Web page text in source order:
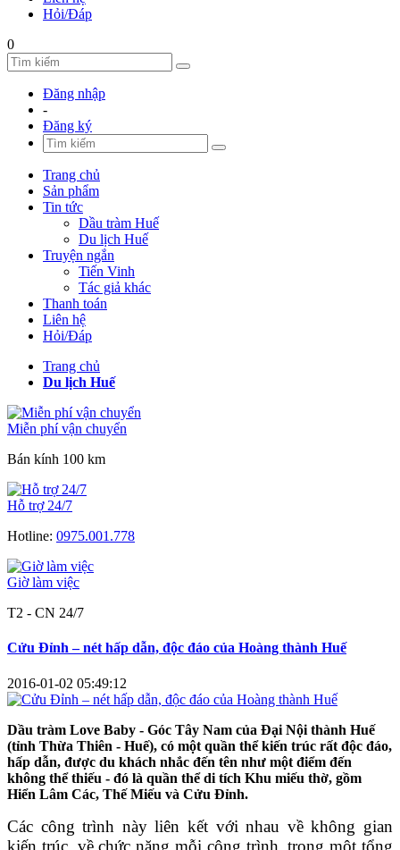
Hỏi/Đáp
0
Đăng nhập
-
Đăng ký
Trang chủ
Sản phẩm
Tin tức
Dầu tràm Huế
Du lịch Huế
Truyện ngắn
Tiến Vinh
Tác giả khác
Thanh toán
Liên hệ
Hỏi/Đáp
Trang chủ
Du lịch Huế
Miễn phí vận chuyển
Bán kính 100 km
Hỗ trợ 24/7
Hotline: 0975.001.778
Giờ làm việc
T2 - CN 24/7
Cửu Đỉnh – nét hấp dẫn, độc đáo của Hoàng thành Huế
2016-01-02 05:49:12
Dầu tràm Love Baby - Góc Tây Nam của Đại Nội thành Huế
(tỉnh Thừa Thiên - Huế), có một quần thể kiến trúc rất độc đáo,
hấp dẫn, được du khách nhắc đến tên như một điểm đến
không thể thiếu - đó là quần thể di tích Khu miếu thờ, gồm
Hiển Lâm Các, Thế Miếu và Cửu Đỉnh.
Các công trình này liên kết với nhau về không gian
kiến trúc, về chức năng mỗi công trình, trong một tổng